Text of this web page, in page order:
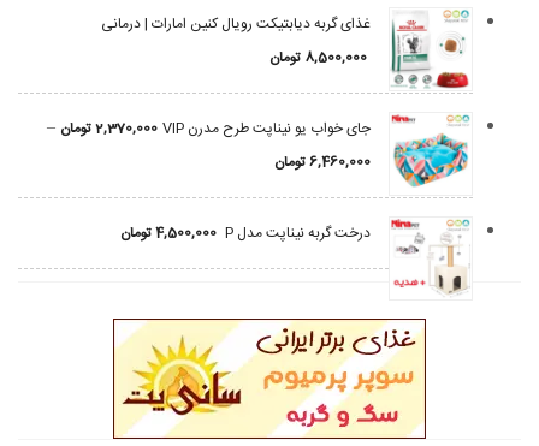
غذای گربه دیابتیکت رویال کنین امارات | درمانی
8,500,000 تومان
جای خواب یو نیناپت طرح مدرن VIP 2,370,000تومان –
6,460,000تومان
درخت گربه نیناپت مدل P 4,500,000تومان